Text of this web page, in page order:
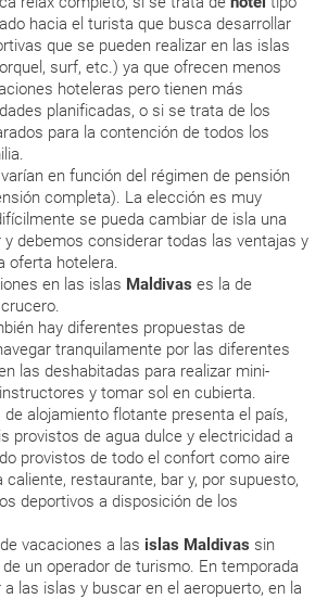
hacia el turista que busca desarrollar
que se pueden realizar en las islas
surf, etc.) ya que ofrecen menos
hoteleras pero tienen más
planificadas, o si se trata de los
para la contención de todos los
en función del régimen de pensión
completa). La elección es muy
se pueda cambiar de isla una
y debemos considerar todas las ventajas y
oferta hotelera.
en las islas Maldivas es la de
hay diferentes propuestas de
tranquilamente por las diferentes
las deshabitadas para realizar mini-
y tomar sol en cubierta.
alojamiento flotante presenta el país,
provistos de agua dulce y electricidad a
provistos de todo el confort como aire
caliente, restaurante, bar y, por supuesto,
deportivos a disposición de los
vacaciones a las islas Maldivas sin
un operador de turismo. En temporada
las islas y buscar en el aeropuerto, en la